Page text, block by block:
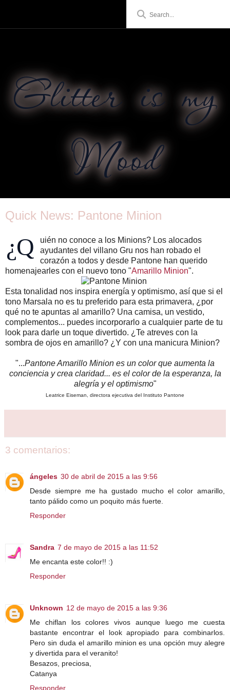
Glitter is my
Mood
Quick News: Pantone Minion
¿Q
uién no conoce a los Minions? Los alocados
ayudantes del villano Gru nos han robado el
corazón a todos y desde Pantone han querido
homenajearles con el nuevo tono "Amarillo Minion".
Esta tonalidad nos inspira energía y optimismo, así que si el
tono Marsala no es tu preferido para esta primavera, ¿por
qué no te apuntas al amarillo? Una camisa, un vestido,
complementos... puedes incorporarlo a cualquier parte de tu
look para darle un toque divertido. ¿Te atreves con la
sombra de ojos en amarillo? ¿Y con una manicura Minion?
"...Pantone Amarillo Minion es un color que aumenta la
conciencia y crea claridad... es el color de la esperanza, la
alegría y el optimismo"
Leatrice Eiseman, directora ejecutiva del Instituto Pantone
3 comentarios:
ángeles 30 de abril de 2015 a las 9:56
Desde siempre me ha gustado mucho el color amarillo,
tanto pálido como un poquito más fuerte.
Responder
Sandra 7 de mayo de 2015 a las 11:52
Me encanta este color!! :)
Responder
Unknown 12 de mayo de 2015 a las 9:36
Me chiflan los colores vivos aunque luego me cuesta
bastante encontrar el look apropiado para combinarlos.
Pero sin duda el amarillo minion es una opción muy alegre
y divertida para el veranito!
Besazos, preciosa,
Catanya
Responder